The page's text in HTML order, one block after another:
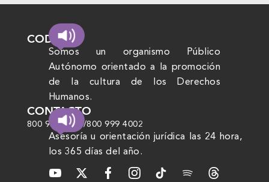
CODHEM
Somos un organismo Público
Autónomo orientado a la promoción
de la cultura de los Derechos
Humanos.
CONTACTO
800 999 4000/800 999 4002
Asesoría u orientación jurídica las 24 hora,
los 365 días del año.